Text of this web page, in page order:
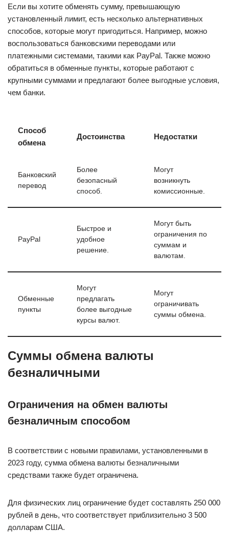
Если вы хотите обменять сумму, превышающую
установленный лимит, есть несколько альтернативных
способов, которые могут пригодиться. Например, можно
воспользоваться банковскими переводами или
платежными системами, такими как PayPal. Также можно
обратиться в обменные пункты, которые работают с
крупными суммами и предлагают более выгодные условия,
чем банки.
Способ
обмена
Достоинства Недостатки
Банковский
перевод
Более
безопасный
способ.
Могут
возникнуть
комиссионные.
PayPal
Быстрое и
удобное
решение.
Могут быть
ограничения по
суммам и
валютам.
Обменные
пункты
Могут
предлагать
более выгодные
курсы валют.
Могут
ограничивать
суммы обмена.
Суммы обмена валюты
безналичными
Ограничения на обмен валюты
безналичным способом
В соответствии с новыми правилами, установленными в
2023 году, сумма обмена валюты безналичными
средствами также будет ограничена.
Для физических лиц ограничение будет составлять 250 000
рублей в день, что соответствует приблизительно 3 500
долларам США.